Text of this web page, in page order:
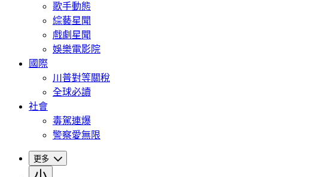
歌手動態
綜藝星聞
戲劇星聞
娛樂電影院
國際
川普對等關稅
全球必讀
社會
毒駕連爆
警察愛無限
更多